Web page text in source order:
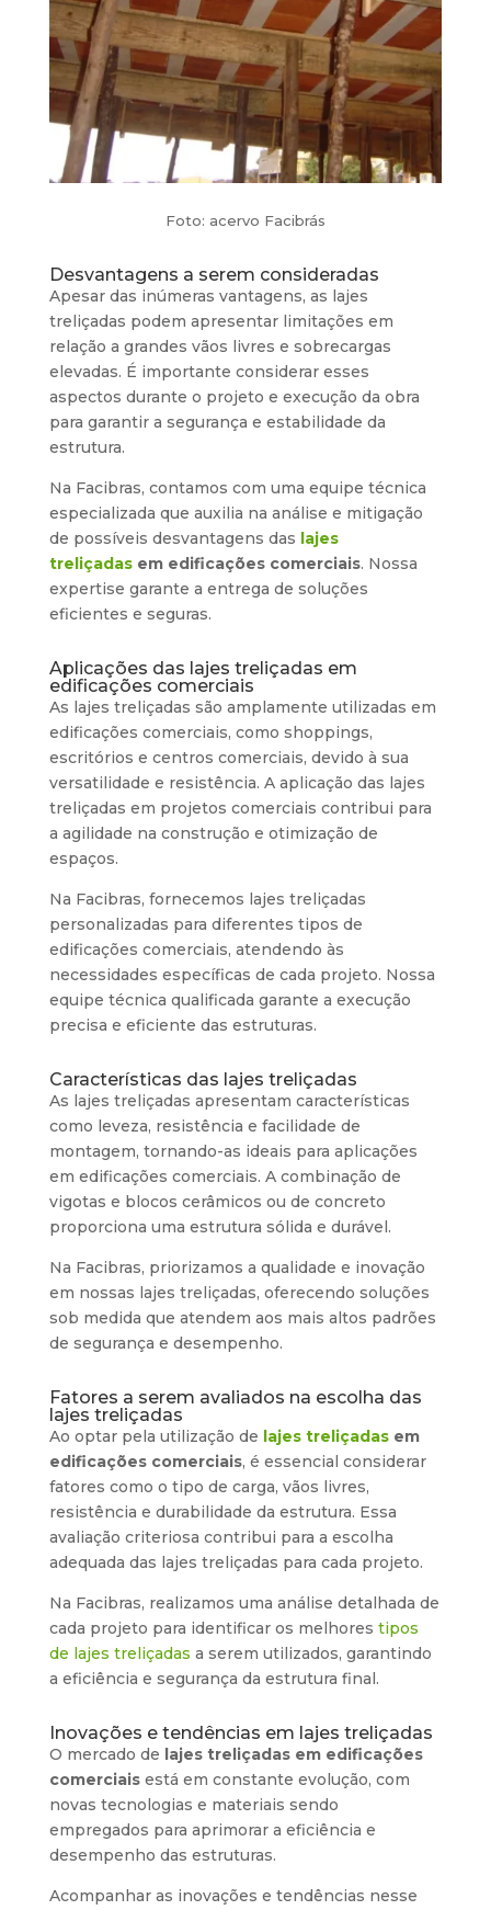
Foto: acervo Facibrás
Desvantagens a serem consideradas
Apesar das inúmeras vantagens, as lajes
treliçadas podem apresentar limitações em
relação a grandes vãos livres e sobrecargas
elevadas. É importante considerar esses
aspectos durante o projeto e execução da obra
para garantir a segurança e estabilidade da
estrutura.
Na Facibras, contamos com uma equipe técnica
especializada que auxilia na análise e mitigação
de possíveis desvantagens das lajes
treliçadasem edificações comerciais. Nossa
expertise garante a entrega de soluções
eficientes e seguras.
Aplicações das lajes treliçadas em
edificações comerciais
As lajes treliçadas são amplamente utilizadas em
edificações comerciais, como shoppings,
escritórios e centros comerciais, devido à sua
versatilidade e resistência. A aplicação das lajes
treliçadas em projetos comerciais contribui para
a agilidade na construção e otimização de
espaços.
Na Facibras, fornecemos lajes treliçadas
personalizadas para diferentes tipos de
edificações comerciais, atendendo às
necessidades específicas de cada projeto. Nossa
equipe técnica qualificada garante a execução
precisa e eficiente das estruturas.
Características das lajes treliçadas
As lajes treliçadas apresentam características
como leveza, resistência e facilidade de
montagem, tornando-as ideais para aplicações
em edificações comerciais. A combinação de
vigotas e blocos cerâmicos ou de concreto
proporciona uma estrutura sólida e durável.
Na Facibras, priorizamos a qualidade e inovação
em nossas lajes treliçadas, oferecendo soluções
sob medida que atendem aos mais altos padrões
de segurança e desempenho.
Fatores a serem avaliados na escolha das
lajes treliçadas
Ao optar pela utilização de lajes treliçadasem
edificações comerciais, é essencial considerar
fatores como o tipo de carga, vãos livres,
resistência e durabilidade da estrutura. Essa
avaliação criteriosa contribui para a escolha
adequada das lajes treliçadas para cada projeto.
Na Facibras, realizamos uma análise detalhada de
cada projeto para identificar os melhores tipos
de lajes treliçadas a serem utilizados, garantindo
a eficiência e segurança da estrutura final.
Inovações e tendências em lajes treliçadas
O mercado de lajes treliçadas em edificações
comerciaisestá em constante evolução, com
novas tecnologias e materiais sendo
empregados para aprimorar a eficiência e
desempenho das estruturas.
Acompanhar as inovações e tendências nesse